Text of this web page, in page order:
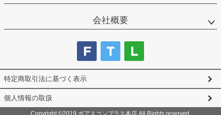
会社概要
特定商取引法に基づく表示
個人情報の取扱
Copyright ©2019 ボアスコンプラス本店 All Rights reserved.